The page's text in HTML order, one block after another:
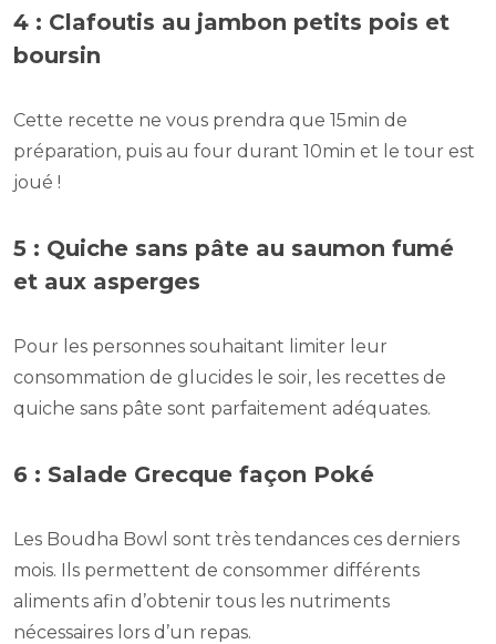
4 : Clafoutis au jambon petits pois et
boursin
Cette recette ne vous prendra que 15min de
préparation, puis au four durant 10min et le tour est
joué !
5 : Quiche sans pâte au saumon fumé
et aux asperges
Pour les personnes souhaitant limiter leur
consommation de glucides le soir, les recettes de
quiche sans pâte sont parfaitement adéquates.
6 : Salade Grecque façon Poké
Les Boudha Bowl sont très tendances ces derniers
mois. Ils permettent de consommer différents
aliments afin d’obtenir tous les nutriments
nécessaires lors d’un repas.